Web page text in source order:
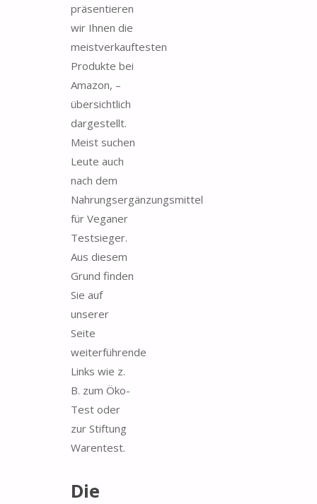
präsentieren
wir Ihnen die
meistverkauftesten
Produkte bei
Amazon, –
übersichtlich
dargestellt.
Meist suchen
Leute auch
nach dem
Nahrungsergänzungsmittel
für Veganer
Testsieger.
Aus diesem
Grund finden
Sie auf
unserer
Seite
weiterführende
Links wie z.
B. zum Öko-
Test oder
zur Stiftung
Warentest.
Die